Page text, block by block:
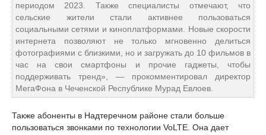
периодом 2023. Также специалисты отмечают, что
сельские жители стали активнее пользоваться
социальными сетями и киноплатформами. Новые скорости
интернета позволяют не только мгновенно делиться
фотографиями с близкими, но и загружать до 10 фильмов в
час на свои смартфоны и прочие гаджеты, чтобы
поддерживать тренд», — прокомментировал директор
МегаФона в Чеченской Республике Мурад Евлоев.
Также абоненты в Надтеречном районе стали больше
пользоваться звонками по технологии VoLTE. Она дает